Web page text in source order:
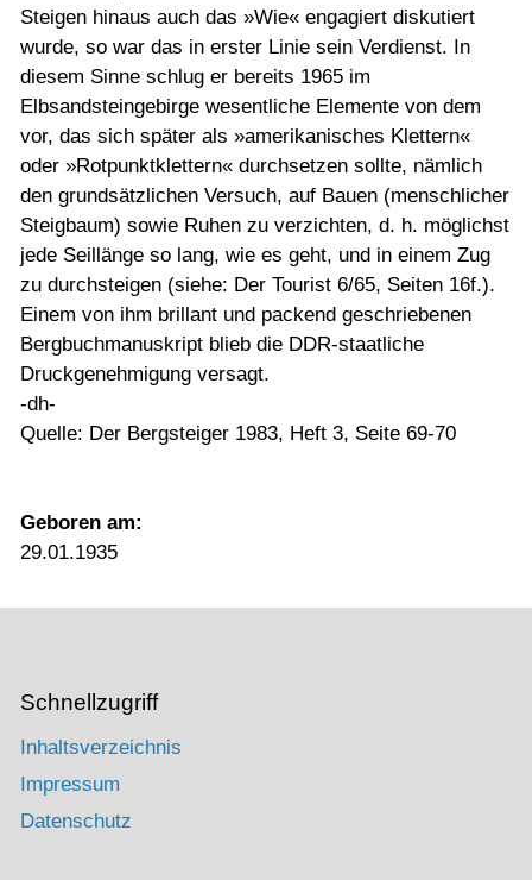
Steigen hinaus auch das »Wie« engagiert diskutiert
wurde, so war das in erster Linie sein Verdienst. In
diesem Sinne schlug er bereits 1965 im
Elbsandsteingebirge wesentliche Elemente von dem
vor, das sich später als »amerikanisches Klettern«
oder »Rotpunktklettern« durchsetzen sollte, nämlich
den grundsätzlichen Versuch, auf Bauen (menschlicher
Steigbaum) sowie Ruhen zu verzichten, d. h. möglichst
jede Seillänge so lang, wie es geht, und in einem Zug
zu durchsteigen (siehe: Der Tourist 6/65, Seiten 16f.).
Einem von ihm brillant und packend geschriebenen
Bergbuchmanuskript blieb die DDR-staatliche
Druckgenehmigung versagt.
-dh-
Quelle: Der Bergsteiger 1983, Heft 3, Seite 69-70
Geboren am:
29.01.1935
Schnellzugriff
Inhaltsverzeichnis
Impressum
Datenschutz